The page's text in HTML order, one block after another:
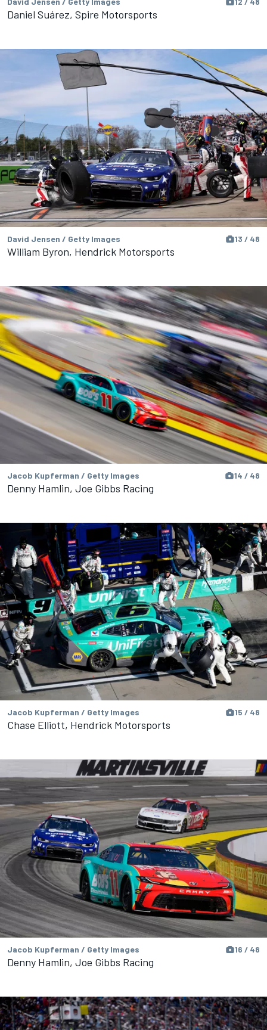
12 / 48
Daniel Suárez, Spire Motorsports
David Jensen / Getty Images 13 / 48
William Byron, Hendrick Motorsports
Jacob Kupferman / Getty Images 14 / 48
Denny Hamlin, Joe Gibbs Racing
Jacob Kupferman / Getty Images 15 / 48
Chase Elliott, Hendrick Motorsports
Jacob Kupferman / Getty Images 16 / 48
Denny Hamlin, Joe Gibbs Racing